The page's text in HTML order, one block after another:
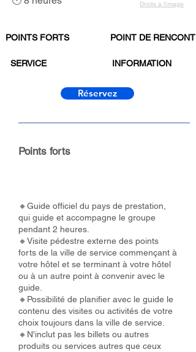
Droits à l’image
POINTS FORTS
SERVICE
POINT DE
INFORMATION
Réservez
Points forts
🔸Guide officiel du pays de prestation,
qui guide et accompagne le groupe
pendant 2 heures.
🔸Visite pédestre externe des points
forts de la ville de service commençant à
votre hôtel et se terminant à votre hôtel
ou à un autre point à convenir avec le
guide.
🔸Possibilité de planifier avec le guide le
contenu des visites ou activités de votre
choix toujours dans la ville de service.
🔸N'inclut pas les billets ou autres
produits ou services autres que ceux